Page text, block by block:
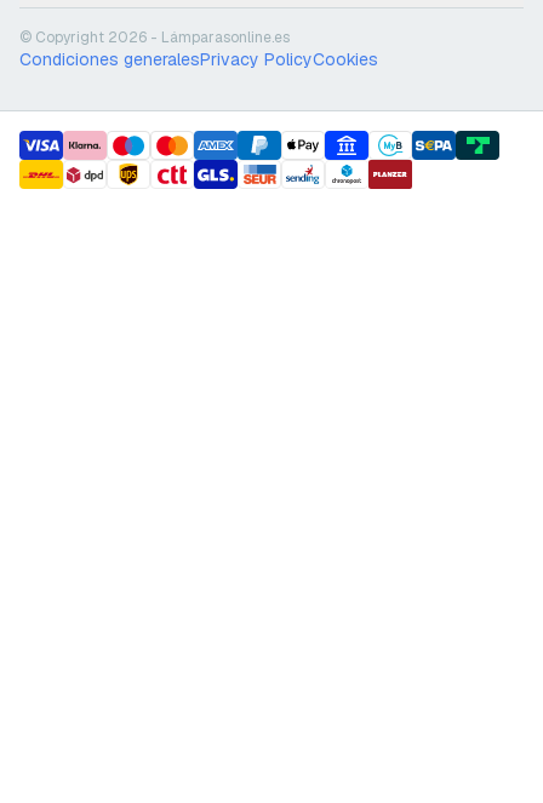
© Copyright 2026 - Lámparasonline.es
Condiciones generalesPrivacy PolicyCookies
payment methods
shipment methods